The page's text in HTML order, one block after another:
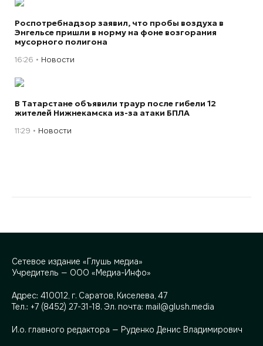
Роспотребнадзор заявил, что пробы воздуха в
Энгельсе пришли в норму на фоне возгорания
мусорного полигона
16:26 Новости
В Татарстане объявили траур после гибели 12
жителей Нижнекамска из-за атаки БПЛА
11:29 Новости
Сетевое издание «Глушь медиа»
Учредитель — ООО «Медиа-Инфо»
Адрес: 410012, г. Саратов, Киселева, 47
Тел.: +7 (8452) 27-31-18. Эл. почта: mail@glush.media
И.о. главного редактора — Руденко Денис Владимирович